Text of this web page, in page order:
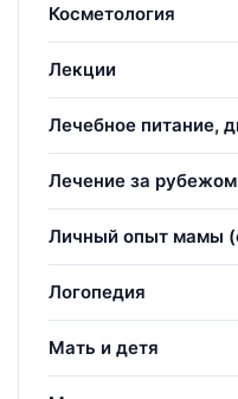
Косметология
Лекции
Лечебное питание,
Лечение за рубежом
Личный опыт мамы
Логопедия
Мать и детя